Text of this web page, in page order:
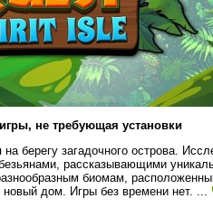
не требующая установки
берегу загадочного острова.
рассказывающими
биомам,
новый дом. Игры без времени нет. ...